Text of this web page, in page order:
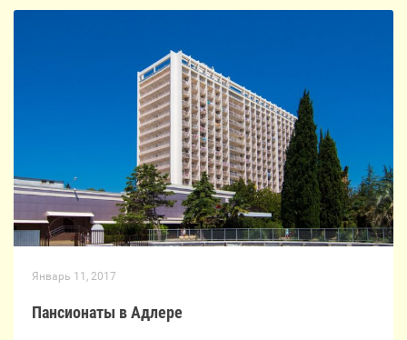
Январь 11, 2017
Пансионаты в Адлере